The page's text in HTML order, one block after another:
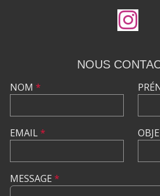
NOUS
NOM *
EMAIL*
MESSAGE *